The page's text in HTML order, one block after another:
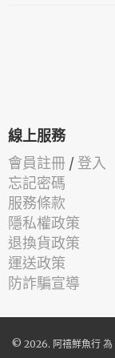
線上服務
會員註冊 / 登入
忘記密碼
服務條款
隱私權政策
退換貨政策
運送政策
防詐騙宣導
© 2026. 阿禧鮮魚行為